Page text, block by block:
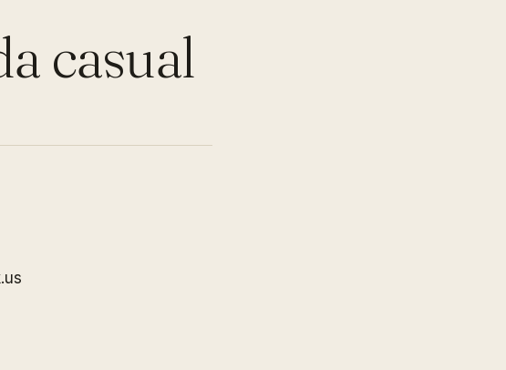
casual